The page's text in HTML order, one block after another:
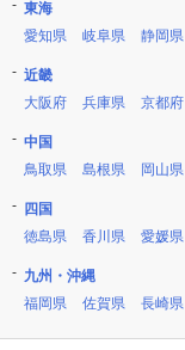
東海
愛知県
岐阜県 静岡県
近畿
大阪府
兵庫県 京都府
中国
鳥取県
島根県 岡山県
四国
徳島県
香川県 愛媛県
九州・沖縄
福岡県
佐賀県 長崎県